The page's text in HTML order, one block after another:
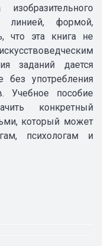
линией, формой,
что эта книга не
заданий дается
употребления
Учебное пособие
конкретный
который может
психологам и